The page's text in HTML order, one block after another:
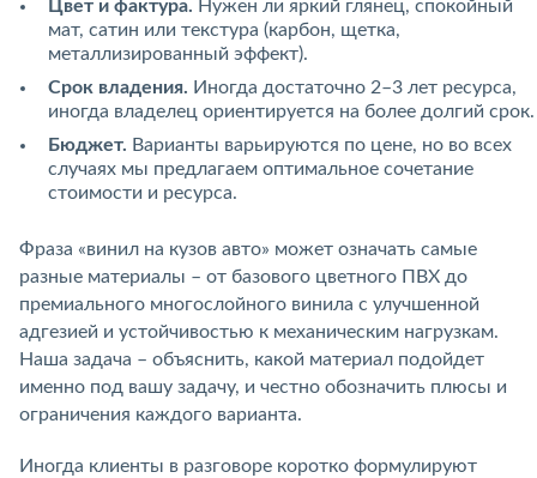
Цвет и фактура. Нужен ли яркий глянец, спокойный
мат, сатин или текстура (карбон, щетка,
металлизированный эффект).
Срок владения. Иногда достаточно 2–3 лет ресурса,
иногда владелец ориентируется на более долгий срок.
Бюджет. Варианты варьируются по цене, но во всех
случаях мы предлагаем оптимальное сочетание
стоимости и ресурса.
Фраза «винил на кузов авто» может означать самые
разные материалы – от базового цветного ПВХ до
премиального многослойного винила с улучшенной
адгезией и устойчивостью к механическим нагрузкам.
Наша задача – объяснить, какой материал подойдет
именно под вашу задачу, и честно обозначить плюсы и
ограничения каждого варианта.
Иногда клиенты в разговоре коротко формулируют